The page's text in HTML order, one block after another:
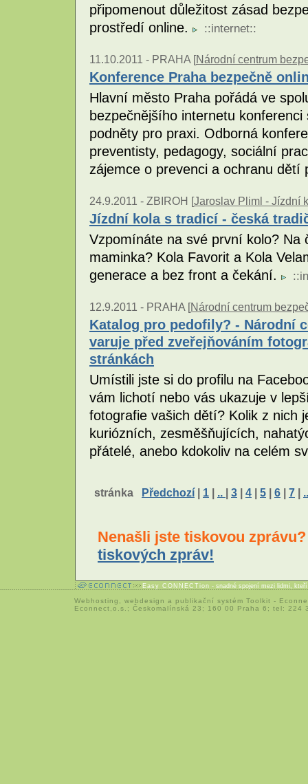
připomenout důležitost zásad
prostředí online.
::internet::
11.10.2011 - PRAHA [Národní centrum
Konference Praha bezpečně
Hlavní město Praha pořádá ve
bezpečnějšího internetu
podněty pro praxi. Odborná
preventisty, pedagogy, sociální
zájemce o prevenci a ochranu
24.9.2011 - ZBIROH [Jaroslav Pliml - Jízdní
Jízdní kola s tradicí - česká
Vzpomínáte na své první kolo? Na
maminka? Kola Favorit a Kola
generace a bez front a čekání.
::
12.9.2011 - PRAHA [Národní centrum
Katalog pro pedofily? - Národní
varuje před zveřejňováním
stránkách
Umístili jste si do profilu na
vám lichotí nebo vás ukazuje v
fotografie vašich dětí? Kolik z nich
kuriózních, zesměšňujících,
přátelé, anebo kdokoliv na celém
stránka Předchozí| 1 | .. | 3 | 4 | 5 | 6 | 7 | ..
Nenašli jste tiskovou
tiskových zpráv!
Easy CONNECTion - snadné spojení mezi lidmi,
Webhosting webdesign a publikační systém Toolkit -
Econnect,o.s.; Českomalínská 23; 160 00 Praha 6; tel: 224